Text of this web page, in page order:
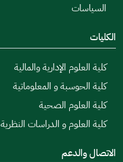
السياسات
الكليات
كلية العلوم الإدارية والمالية
كلية الحوسبة و المعلوماتية
كلية العلوم الصحية
كلية العلوم و الدراسات النظرية
الاتصال والدعم